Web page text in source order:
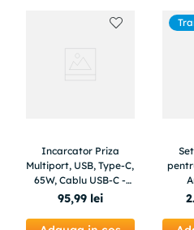
Incarcator Priza
Multiport, USB, Type-C,
65W, Cablu USB-C -
Techsuit PentaXPower
95,99 lei 2